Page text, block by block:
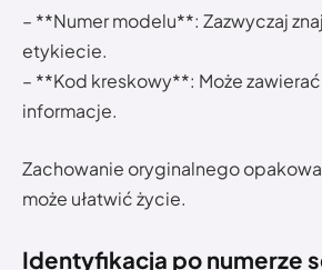
– **Numer modelu**: Zazwyczaj
etykiecie.
– **Kod kreskowy**: Może
informacje.
Zachowanie oryginalnego
może ułatwić życie.
Identyfikacja po numerze